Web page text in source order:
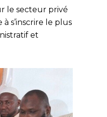
le secteur privé
s’inscrire le plus
et